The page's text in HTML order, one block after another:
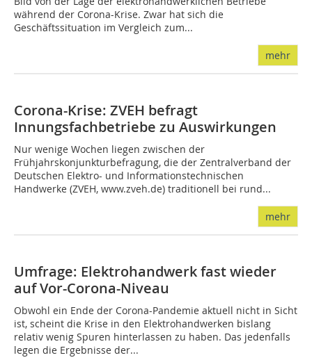
während der Corona-Krise. Zwar hat sich die
Geschäftssituation im Vergleich zum...
mehr
Corona-Krise: ZVEH befragt
Innungsfachbetriebe zu Auswirkungen
Nur wenige Wochen liegen zwischen der
Frühjahrskonjunkturbefragung, die der Zentralverband der
Deutschen Elektro- und Informationstechnischen
Handwerke (ZVEH, www.zveh.de) traditionell bei rund...
mehr
Umfrage: Elektrohandwerk fast wieder
auf Vor-Corona-Niveau
Obwohl ein Ende der Corona-Pandemie aktuell nicht in Sicht
ist, scheint die Krise in den Elektrohandwerken bislang
relativ wenig Spuren hinterlassen zu haben. Das jedenfalls
legen die Ergebnisse der...